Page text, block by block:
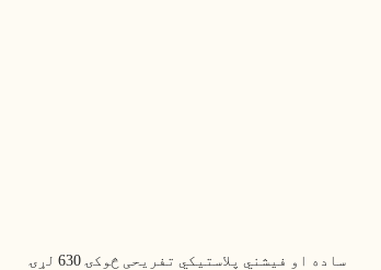
ساده او فیشني پلاستيکي تفریحی څوکۍ 630 لړۍ